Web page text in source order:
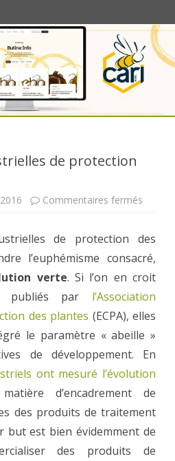
de protection
Commentaires fermés
des
abeilles
de protection des
l’euphémisme consacré,
verte. Si l’on en croit
publiés par l’Association
des plantes (ECPA), elles
le paramètre « abeille »
de développement. En
ont mesuré l’évolution
d’encadrement de
des produits de traitement
but est bien évidemment de
des produits de